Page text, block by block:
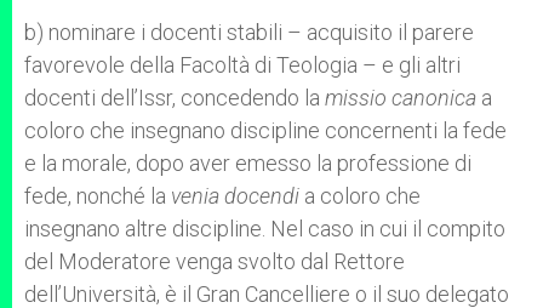
b) nominare i docenti stabili – acquisito il parere
favorevole della Facoltà di Teologia – e gli altri
docenti dell’Issr, concedendo la missio canonica a
coloro che insegnano discipline concernenti la fede
e la morale, dopo aver emesso la professione di
fede, nonché la venia docendi a coloro che
insegnano altre discipline. Nel caso in cui il compito
del Moderatore venga svolto dal Rettore
dell’Università, è il Gran Cancelliere o il suo delegato